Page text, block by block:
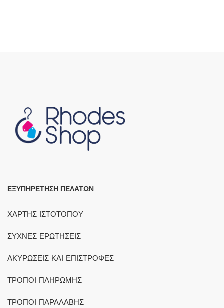
ΕΞΥΠΗΡΕΤΗΣΗ ΠΕΛΑΤΩΝ
ΧΑΡΤΗΣ ΙΣΤΟΤΟΠΟΥ
ΣΥΧΝΕΣ ΕΡΩΤΗΣΕΙΣ
ΑΚΥΡΩΣΕΙΣ ΚΑΙ ΕΠΙΣΤΡΟΦΕΣ
ΤΡΟΠΟΙ ΠΛΗΡΩΜΗΣ
ΤΡΟΠΟΙ ΠΑΡΑΛΑΒΗΣ